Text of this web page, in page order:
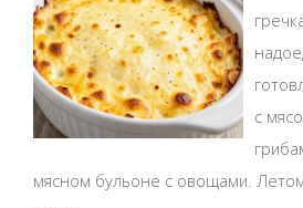
с
мясном бульоне с овощами.